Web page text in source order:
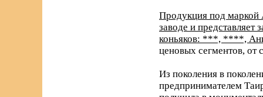
Продукция под маркой
заводе и
коньяков: ***, ****,
ценовых сегментов, от
Из поколения в
предпринимателем